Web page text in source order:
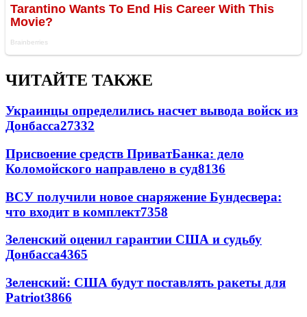
ЧИТАЙТЕ ТАКЖЕ
Украинцы определились насчет вывода войск из
Донбасса27332
Присвоение средств ПриватБанка: дело
Коломойского направлено в суд8136
ВСУ получили новое снаряжение Бундесвера:
что входит в комплект7358
Зеленский оценил гарантии США и судьбу
Донбасса4365
Зеленский: США будут поставлять ракеты для
Patriot3866